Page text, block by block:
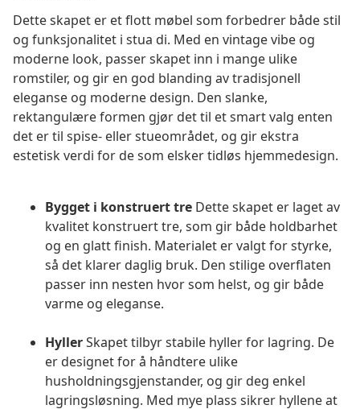
Dette skapet er et flott møbel som forbedrer både stil
og funksjonalitet i stua di. Med en vintage vibe og
moderne look, passer skapet inn i mange ulike
romstiler, og gir en god blanding av tradisjonell
eleganse og moderne design. Den slanke,
rektangulære formen gjør det til et smart valg enten
det er til spise- eller stueområdet, og gir ekstra
estetisk verdi for de som elsker tidløs hjemmedesign.
Bygget i konstruert tre Dette skapet er laget av
kvalitet konstruert tre, som gir både holdbarhet
og en glatt finish. Materialet er valgt for styrke,
så det klarer daglig bruk. Den stilige overflaten
passer inn nesten hvor som helst, og gir både
varme og eleganse.
HyllerSkapet tilbyr stabile hyller for lagring. De
er designet for å håndtere ulike
husholdningsgjenstander, og gir deg enkel
lagringsløsning. Med mye plass sikrer hyllene at